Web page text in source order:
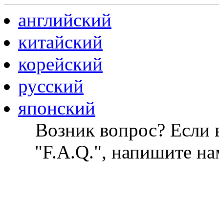
английский
китайский
корейский
русский
японский
Возник вопрос? Если
"F.A.Q.", напишите